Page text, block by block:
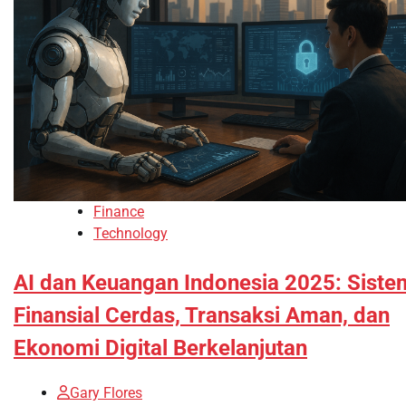
Finance
Technology
AI dan Keuangan Indonesia 2025:
Finansial Cerdas, Transaksi Aman, dan
Ekonomi Digital Berkelanjutan
Gary Flores